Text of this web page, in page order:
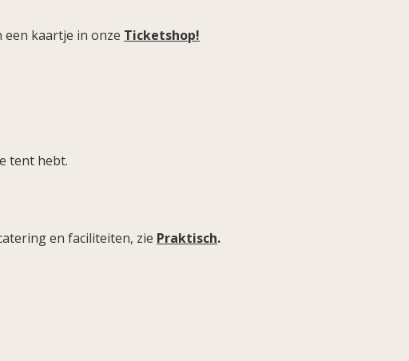
een kaartje in onze Ticketshop!
tent hebt.
en faciliteiten, zie Praktisch.